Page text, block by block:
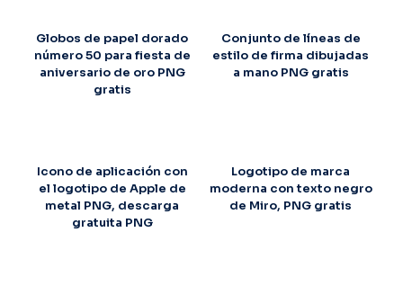
Globos de papel dorado
número 50 para fiesta de
aniversario de oro PNG
gratis
Conjunto de líneas de
estilo de firma dibujadas
a mano PNG gratis
Icono de aplicación con
el logotipo de Apple de
metal PNG, descarga
gratuita PNG
Logotipo de marca
moderna con texto negro
de Miro, PNG gratis